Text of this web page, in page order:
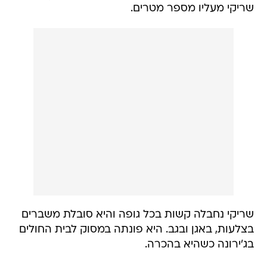
שריקי מעליו מספר מטרים.
שריקי נחבלה קשות בכל גופה והיא סובלת משברים
בצלעות, באגן ובגב. היא פונתה במסוק לבית החולים
בג'ירונה כשהיא בהכרה.